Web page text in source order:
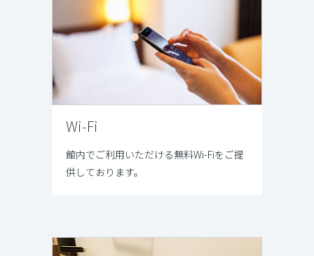
Wi-Fi
館内でご利用いただける無料Wi-Fiをご提
供しております。